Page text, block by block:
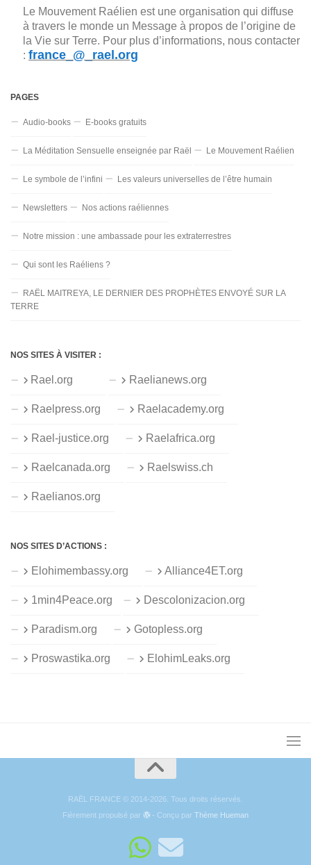
Le Mouvement Raélien est une organisation qui diffuse
à travers le monde un Message à propos de l’origine de
la Vie sur Terre. Pour plus d’informations, nous contacter
: france_@_rael.org
PAGES
Audio-books E-books gratuits
La Méditation Sensuelle enseignée par Raël Le Mouvement Raélien
Le symbole de l’infini Les valeurs universelles de l’être humain
Newsletters Nos actions raéliennes
Notre mission : une ambassade pour les extraterrestres
Qui sont les Raéliens ?
RAËL MAITREYA, LE DERNIER DES PROPHÈTES ENVOYÉ SUR LA
TERRE
NOS SITES À VISITER :
Rael.org Raelianews.org
Raelpress.org Raelacademy.org
Rael-justice.org Raelafrica.org
Raelcanada.org Raelswiss.ch
Raelianos.org
NOS SITES D’ACTIONS :
Elohimembassy.org Alliance4ET.org
1min4Peace.org Descolonizacion.org
Paradism.org Gotopless.org
Proswastika.org ElohimLeaks.org
RAËL FRANCE © 2014-2026. Tous droits réservés.
Fièrement propulsé par
- Conçu parThème Hueman